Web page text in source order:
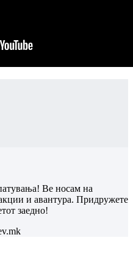
Ве носам на
и авантура. Придружете
заедно!